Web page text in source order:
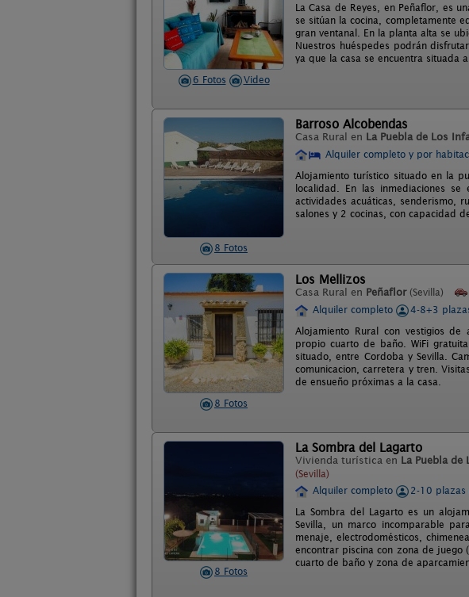
6 Fotos Video
La Casa de Reyes, en Peñaflor, es
se sitúan la cocina, completamente
gran ventanal. En la planta alta se
Nuestros huéspedes podrán
ya que la casa se encuentra situada
8 Fotos
Barroso Alcobendas
Casa Rural en La Puebla de Los
Alquiler completo y por
Alojamiento turístico situado en la
localidad. En las inmediaciones
actividades acuáticas, senderismo,
salones y 2 cocinas, con capacidad
8 Fotos
Los Mellizos
Casa Rural en Peñaflor (Sevilla)
Alquiler completo
4-8+3
Alojamiento Rural con vestigios de
propio cuarto de baño. WiFi
situado, entre Cordoba y Sevilla.
comunicacion, carretera y tren.
de ensueño próximas a la casa.
8 Fotos
La Sombra del Lagarto
Vivienda turística en La Puebla de
(Sevilla)
Alquiler completo 2-10 plazas
La Sombra del Lagarto es un
Sevilla, un marco incomparable
menaje, electrodomésticos,
encontrar piscina con zona de juego
cuarto de baño y zona de